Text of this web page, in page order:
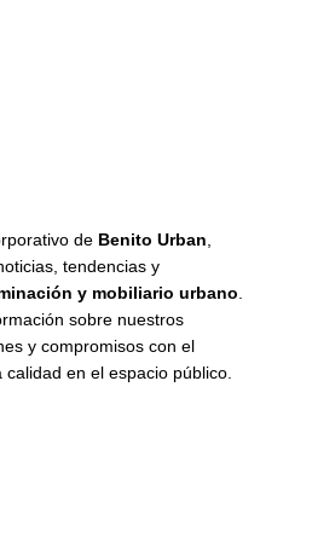
de Benito Urban
tendencias y
y mobiliario urbano
sobre nuestros
y compromisos con el
en el espacio público.